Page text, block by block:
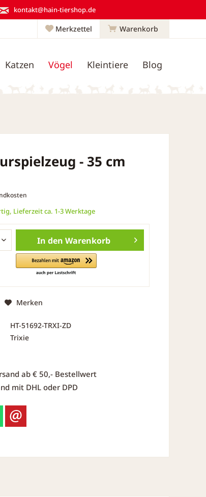
kontakt@hain-tiershop.de
Warenkorb
Merkzettel
Katzen Vögel Kleintiere Blog
- 35 cm
Lieferzeit ca. 1-3 Werktage
In den Warenkorb
Merken
HT-51692-TRXI-ZD
Trixie
ab € 50,- Bestellwert
mit DHL oder DPD